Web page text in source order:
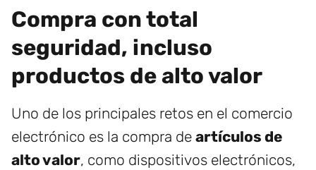
Compra con total
seguridad, incluso
productos de alto valor
Uno de los principales retos en el comercio
electrónico es la compra de artículos de
alto valor, como dispositivos electrónicos,